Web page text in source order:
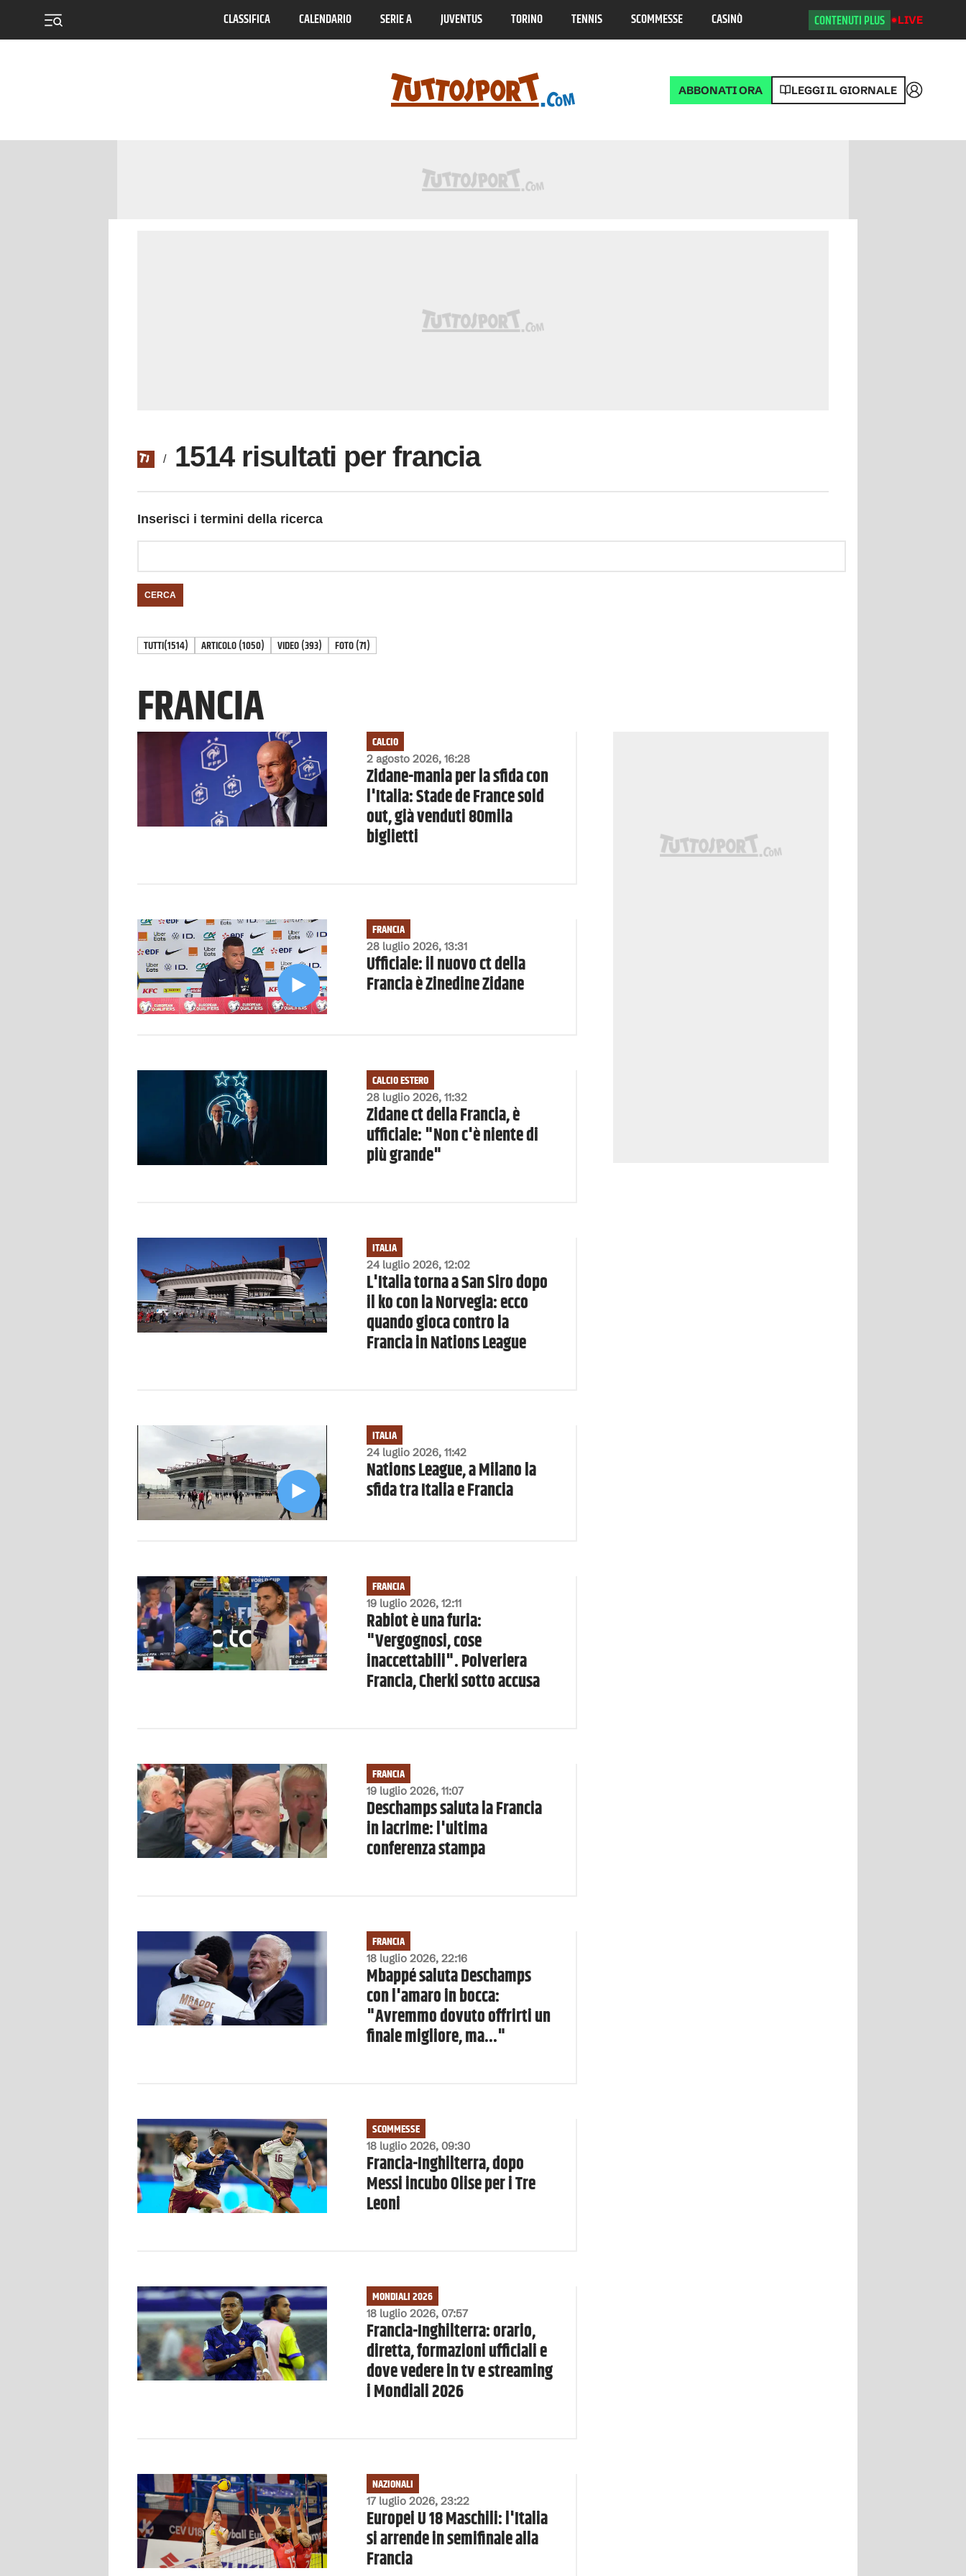
CLASSIFICA CALENDARIO SERIE A JUVENTUS TORINO TENNIS SCOMMESSE CASINÒ CONTENUTI PLUS LIVE
ABBONATI ORA LEGGI IL GIORNALE Accedi
/ 1514 risultati per francia
Inserisci i termini della ricerca
CERCA
TUTTI(1514) ARTICOLO(1050) VIDEO(393) FOTO(71)
FRANCIA
2 agosto 2026, 16:28
CALCIO
Zidane-mania per la sfida con
l'Italia: Stade de France sold
out, già venduti 80mila
biglietti
28 luglio 2026, 13:31
FRANCIA
Ufficiale: il nuovo ct della
Francia è Zinedine Zidane
28 luglio 2026, 11:32
CALCIO ESTERO
Zidane ct della Francia, è
ufficiale: "Non c'è niente di
più grande"
24 luglio 2026, 12:02
ITALIA
L'Italia torna a San Siro dopo
il ko con la Norvegia: ecco
quando gioca contro la
Francia in Nations League
24 luglio 2026, 11:42
ITALIA
Nations League, a Milano la
sfida tra Italia e Francia
19 luglio 2026, 12:11
FRANCIA
Rabiot è una furia:
"Vergognosi, cose
inaccettabili". Polveriera
Francia, Cherki sotto accusa
19 luglio 2026, 11:07
FRANCIA
Deschamps saluta la Francia
in lacrime: l'ultima
conferenza stampa
18 luglio 2026, 22:16
FRANCIA
Mbappé saluta Deschamps
con l'amaro in bocca:
"Avremmo dovuto offrirti un
finale migliore, ma..."
18 luglio 2026, 09:30
SCOMMESSE
Francia-Inghilterra, dopo
Messi incubo Olise per i Tre
Leoni
18 luglio 2026, 07:57
MONDIALI 2026
Francia-Inghilterra: orario,
diretta, formazioni ufficiali e
dove vedere in tv e streaming
i Mondiali 2026
17 luglio 2026, 23:22
NAZIONALI
Europei U 18 Maschili: l'Italia
si arrende in semifinale alla
Francia